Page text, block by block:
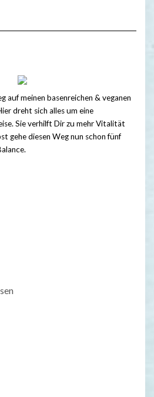
auf meinen basenreichen & veganen
dreht sich alles um eine
Sie verhilft Dir zu mehr Vitalität
gehe diesen Weg nun schon fünf